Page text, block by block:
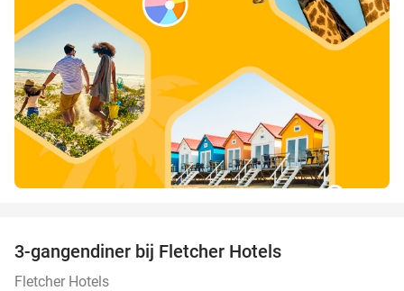
3-gangendiner bij Fletcher Hotels
Fletcher Hotels